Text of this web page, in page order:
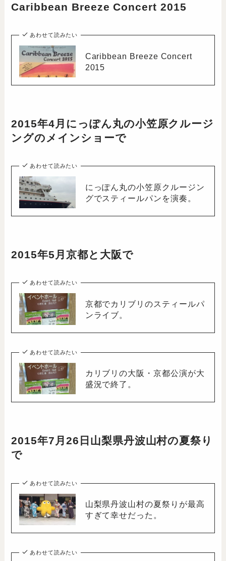
Caribbean Breeze Concert 2015
あわせて読みたい
Caribbean Breeze Concert
2015
2015年4月にっぽん丸の小笠原クルージ
ングのメインショーで
あわせて読みたい
にっぽん丸の小笠原クルージン
グでスティールパンを演奏。
2015年5月京都と大阪で
あわせて読みたい
京都でカリブリのスティールパ
ンライブ。
あわせて読みたい
カリブリの大阪・京都公演が大
盛況で終了。
2015年7月26日山梨県丹波山村の夏祭り
で
あわせて読みたい
山梨県丹波山村の夏祭りが最高
すぎて幸せだった。
あわせて読みたい